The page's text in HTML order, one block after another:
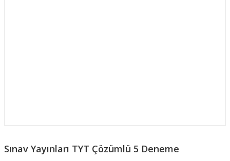
Sınav Yayınları TYT Çözümlü 5 Deneme